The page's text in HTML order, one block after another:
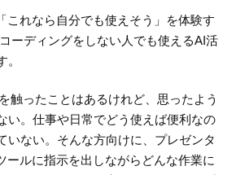
これなら自分でも使えそう」を体験す
ーディングをしない人でも使えるAI活
。
触ったことはあるけれど、思ったよう
い。仕事や日常でどう使えば便利なの
いない。そんな方向けに、プレゼンタ
ールに指示を出しながらどんな作業に